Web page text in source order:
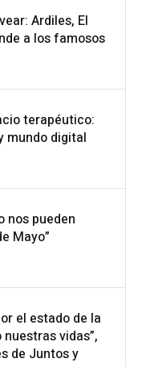
Ardiles, El
a los famosos
terapéutico:
mundo digital
nos pueden
Mayo”
el estado de la
nuestras vidas”,
de Juntos y